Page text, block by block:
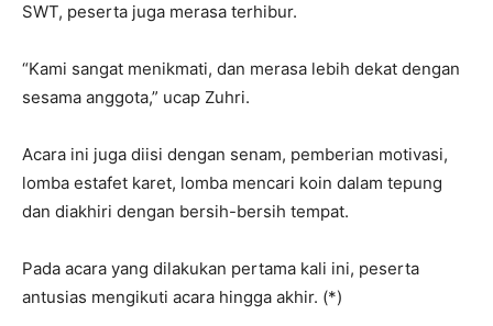
SWT, peserta juga merasa terhibur.
“Kami sangat menikmati, dan merasa lebih dekat dengan
sesama anggota,” ucap Zuhri.
Acara ini juga diisi dengan senam, pemberian motivasi,
lomba estafet karet, lomba mencari koin dalam tepung
dan diakhiri dengan bersih-bersih tempat.
Pada acara yang dilakukan pertama kali ini, peserta
antusias mengikuti acara hingga akhir. (*)